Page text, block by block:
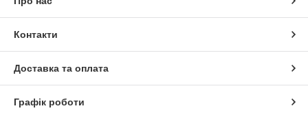
Контакти
Доставка та оплата
Графік роботи